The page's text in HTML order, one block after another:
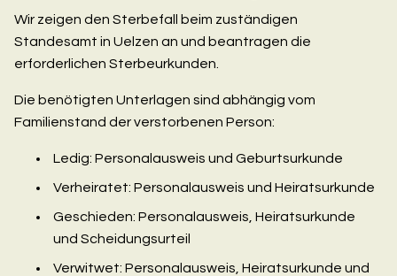
Wir zeigen den Sterbefall beim zuständigen
Standesamt in Uelzen an und beantragen die
erforderlichen Sterbeurkunden.
Die benötigten Unterlagen sind abhängig vom
Familienstand der verstorbenen Person:
Ledig: Personalausweis und Geburtsurkunde
Verheiratet: Personalausweis und Heiratsurkunde
Geschieden: Personalausweis, Heiratsurkunde
und Scheidungsurteil
Verwitwet: Personalausweis, Heiratsurkunde und